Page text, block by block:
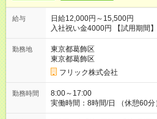
給与
日給12,000円～15,500円
入社祝い金4000円
勤務地
東京都葛飾区
東京都葛飾区
フリック株式会社
勤務時間
8:00～17:00
実働時間：8時間/日 （休憩60分） 残
募集は行っておりません。予め